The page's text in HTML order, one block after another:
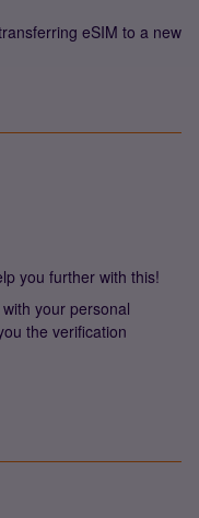
eSIM to a new
you further with this!
with your personal
the verification